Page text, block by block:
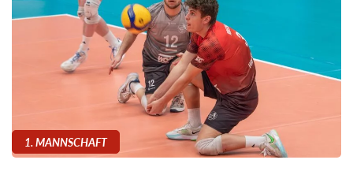
1. MANNSCHAFT